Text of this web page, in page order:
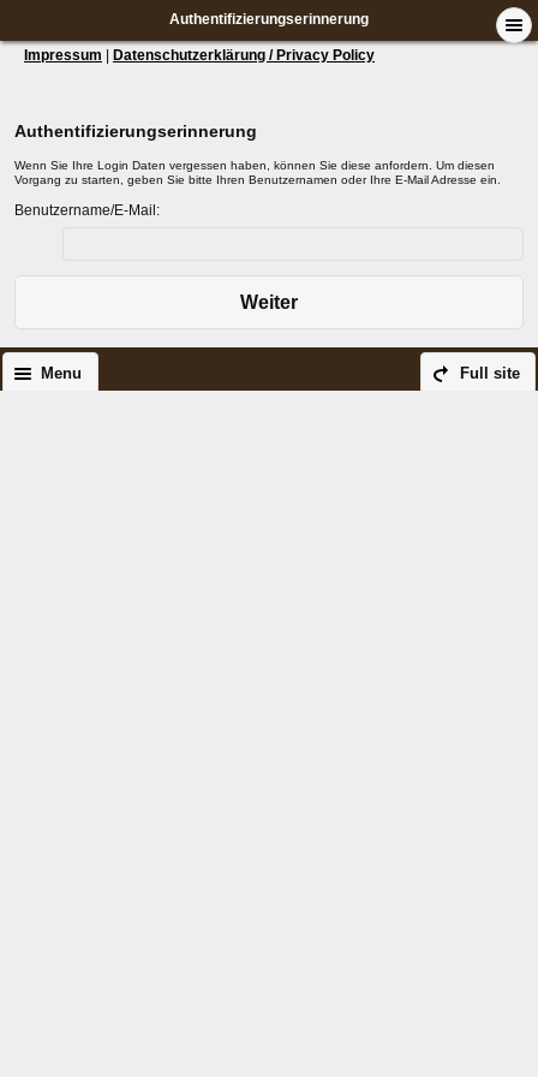
Authentifizierungserinnerung
Impressum Datenschutzerklärung / Privacy Policy
Authentifizierungserinnerung
Wenn Sie Ihre Login Daten vergessen haben, können Sie diese anfordern. Um diesen
Vorgang zu starten, geben Sie bitte Ihren Benutzernamen oder Ihre E-Mail Adresse ein.
Benutzername/E-Mail:
Weiter
Full site
Menu